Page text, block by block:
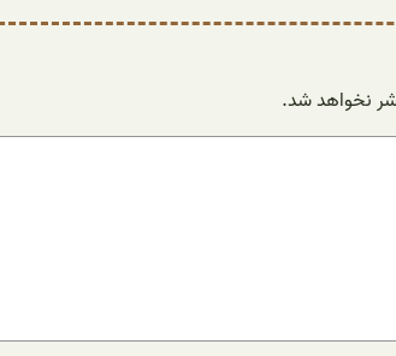
نخواهد شد.